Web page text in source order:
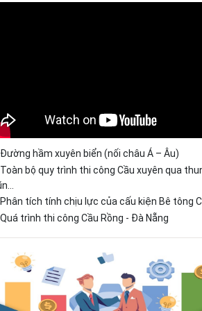
Đường hầm xuyên biển (nối châu Á – Âu)
Toàn bộ quy trình thi công Cầu xuyên qua
Phân tích tính chịu lực của cấu kiện Bê tông
Quá trình thi công Cầu Rồng - Đà Nẵng